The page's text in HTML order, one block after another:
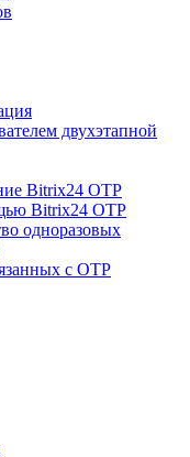
двухэтапной
Bitrix24 OTP
Bitrix24 OTP
одноразовых
с OTP